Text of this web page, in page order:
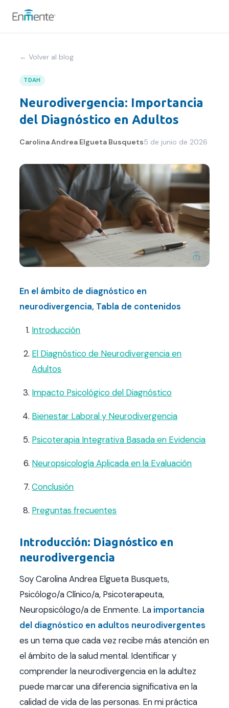
Nosotros
Cómo trabajamos
Servicios
Convenios
Contacto
FAQ
Agendar hora
← Volver al blog
TDAH
Neurodivergencia: Importancia
del Diagnóstico en Adultos
Carolina Andrea Elgueta Busquets5 de junio de 2026
En el ámbito de diagnóstico en
neurodivergencia, Tabla de contenidos
Introducción
El Diagnóstico de Neurodivergencia en
Adultos
Impacto Psicológico del Diagnóstico
Bienestar Laboral y Neurodivergencia
Psicoterapia Integrativa Basada en Evidencia
Neuropsicología Aplicada en la Evaluación
Conclusión
Preguntas frecuentes
Introducción: Diagnóstico en
neurodivergencia
Soy Carolina Andrea Elgueta Busquets,
Psicólogo/a Clínico/a, Psicoterapeuta,
Neuropsicólogo/a de Enmente. La importancia
del diagnóstico en adultos neurodivergentes
es un tema que cada vez recibe más atención en
el ámbito de la salud mental. Identificar y
comprender la neurodivergencia en la adultez
puede marcar una diferencia significativa en la
calidad de vida de las personas. En mi práctica